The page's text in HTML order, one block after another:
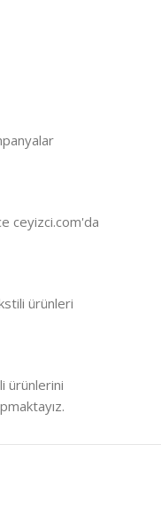
ceyizci.com'da
ürünleri
ürünlerini